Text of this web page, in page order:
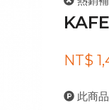
NT$
此商